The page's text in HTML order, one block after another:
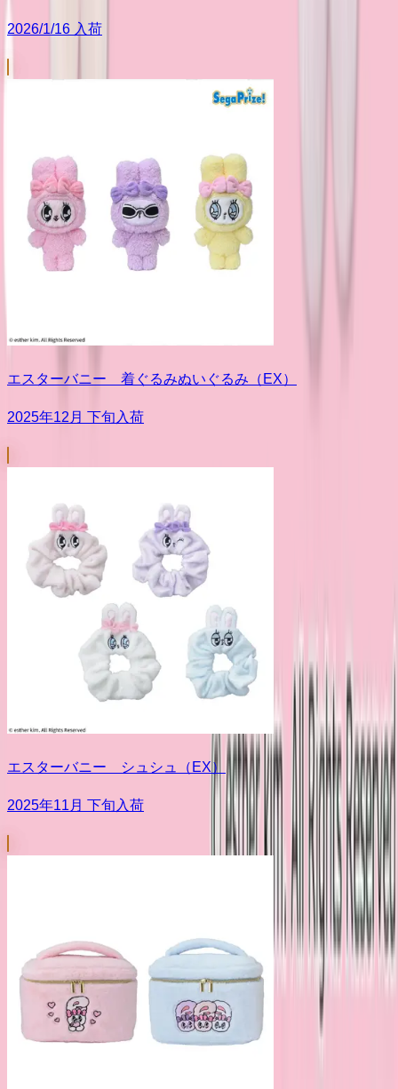
2026/1/16 入荷
エスターバニー 着ぐるみぬいぐるみ（EX）
2025年12月 下旬入荷
エスターバニー シュシュ（EX）
2025年11月 下旬入荷